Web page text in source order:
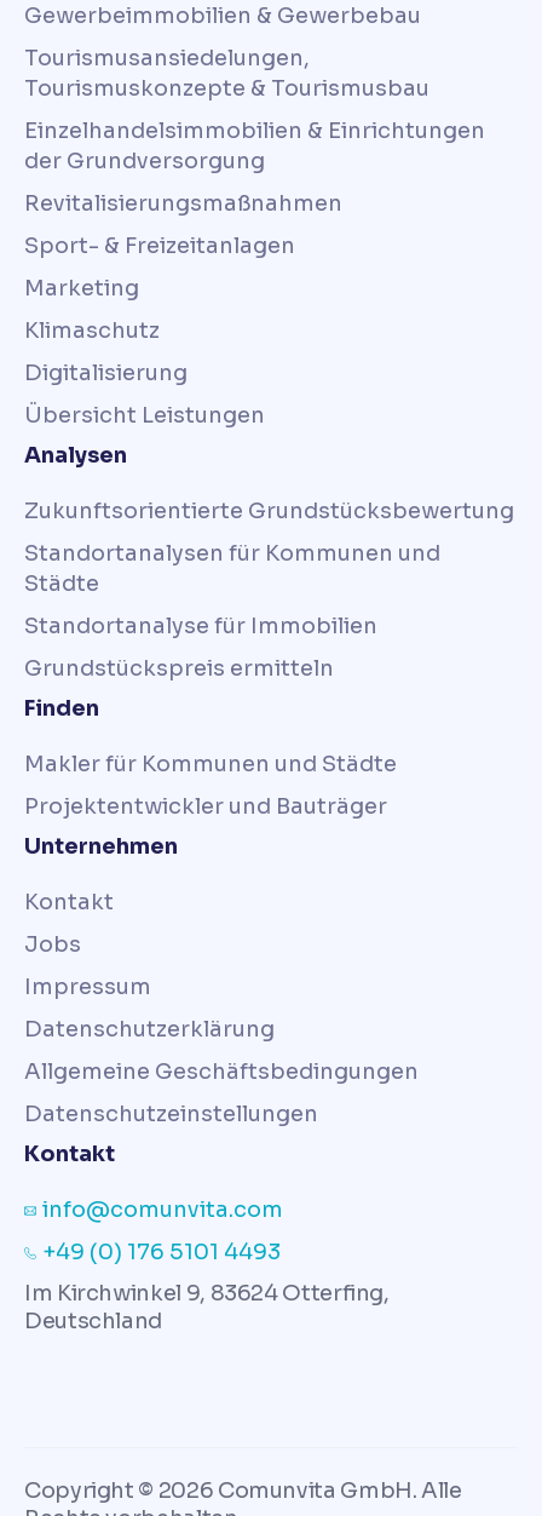
Gewerbeimmobilien & Gewerbebau
Tourismusansiedelungen,
Tourismuskonzepte & Tourismusbau
Einzelhandelsimmobilien & Einrichtungen
der Grundversorgung
Revitalisierungsmaßnahmen
Sport- & Freizeitanlagen
Marketing
Klimaschutz
Digitalisierung
Übersicht Leistungen
Analysen
Zukunftsorientierte Grundstücksbewertung
Standortanalysen für Kommunen und
Städte
Standortanalyse für Immobilien
Grundstückspreis ermitteln
Finden
Makler für Kommunen und Städte
Projektentwickler und Bauträger
Unternehmen
Kontakt
Jobs
Impressum
Datenschutzerklärung
Allgemeine Geschäftsbedingungen
Datenschutzeinstellungen
Kontakt
info@comunvita.com
+49 (0) 176 5101 4493
Im Kirchwinkel 9, 83624 Otterfing,
Deutschland
Copyright © 2026 Comunvita GmbH. Alle